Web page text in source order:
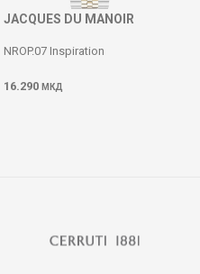
JACQUES DU MANOIR
NROP.07 Inspiration
16.290 МКД